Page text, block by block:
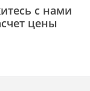
с нами
цены